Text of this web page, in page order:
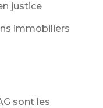
justice
immobiliers
sont les